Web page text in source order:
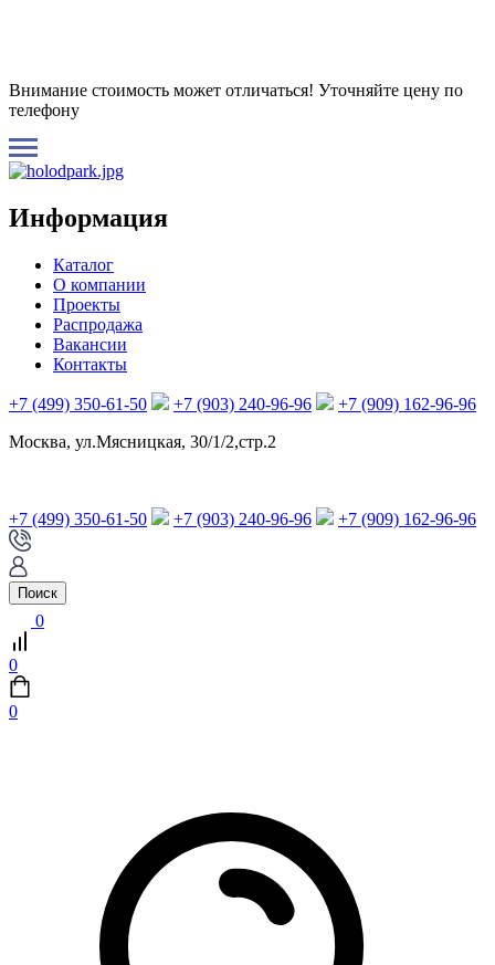
Внимание стоимость может отличаться! Уточняйте цену по
телефону
Информация
Каталог
О компании
Проекты
Распродажа
Вакансии
Контакты
+7 (499) 350-61-50 +7 (903) 240-96-96
+7 (909) 162-96-96
Москва, ул.Мясницкая, 30/1/2,стр.2
+7 (499) 350-61-50 +7 (903) 240-96-96 +7 (909) 162-96-96
Поиск
0
0
0